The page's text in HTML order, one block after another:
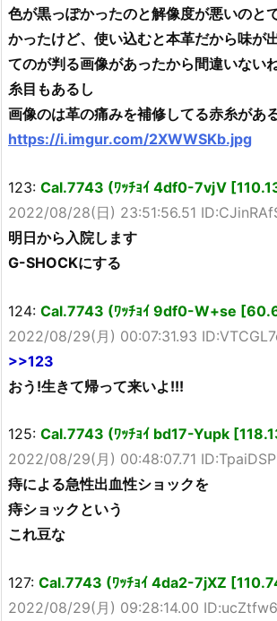
色が黒っぽかったのと解像度が悪いのと
かったけど、使い込むと本革だから味が
てのが判る画像があったから間違いない
糸目もあるし
画像のは革の痛みを補修してる赤糸があ
https://i.imgur.com/2XWWSKb.jpg
123: Cal.7743 (ﾜｯﾁｮｲ 4df0-7vjV
2022/08/28(日) 23:51:56.51
明日から入院します
G-SHOCKにする
124: Cal.7743 (ﾜｯﾁｮｲ 9df0-W+se
2022/08/29(月) 00:07:31.93
>>123
おう!生きて帰って来いよ!!!
125: Cal.7743 (ﾜｯﾁｮｲ bd17-Yupk
2022/08/29(月) 00:48:07.71
痔による急性出血性ショックを
痔ショックという
これ豆な
127: Cal.7743 (ﾜｯﾁｮｲ 4da2-7jXZ
2022/08/29(月) 09:28:14.00